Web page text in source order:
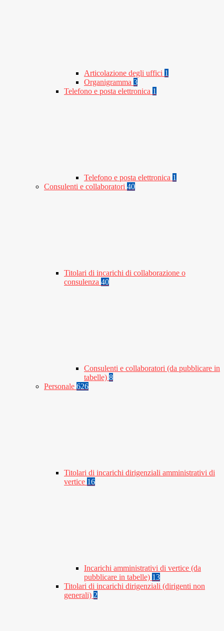
Articolazione degli uffici 1
Organigramma 3
Telefono e posta elettronica 1
Telefono e posta elettronica 1
Consulenti e collaboratori 40
Titolari di incarichi di collaborazione o
consulenza 40
Consulenti e collaboratori (da pubblicare in
tabelle) 8
Personale 626
Titolari di incarichi dirigenziali amministrativi di
vertice 16
Incarichi amministrativi di vertice (da
pubblicare in tabelle) 13
Titolari di incarichi dirigenziali (dirigenti non
generali) 2